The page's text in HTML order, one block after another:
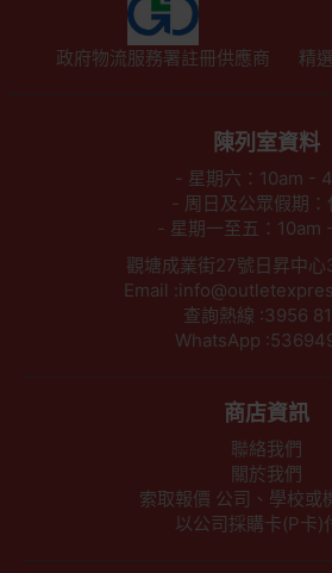
政府物流服務署註冊供應商 精
陳列室資料
- 星期六：10am -
- 周日及公眾假期：
- 星期一至五：10am
觀塘成業街27號日昇中
Email
查詢熱線 :3956
WhatsApp
商店資訊
聯絡我們
關於我們
索取報價 公司、學校或
以公司採購卡(P卡)